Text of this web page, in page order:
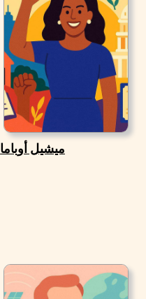
ميشيل أوباما